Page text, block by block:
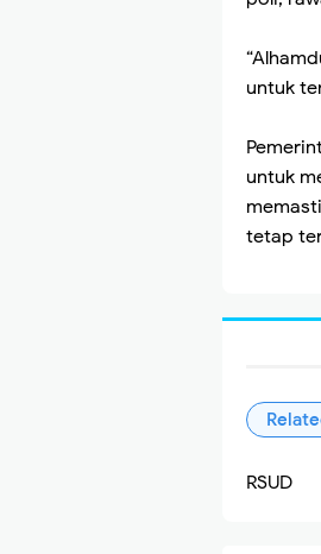
untuk
untuk
tetap
RSUD